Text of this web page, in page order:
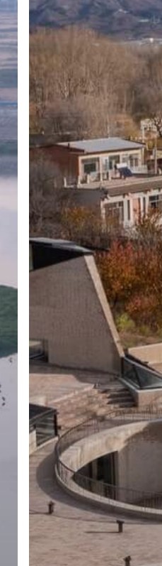
ジ
コ
ミ
ュ
ニ
テ
ィ
セ
ン
タ
ー
/
ン
ペ
ジ
ュ